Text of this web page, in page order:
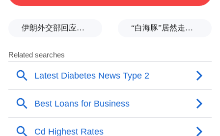
伊朗外交部回应特朗普战利品言论：美需赢得战争，再谈战利品 “白海豚”居然走出了古怪路径